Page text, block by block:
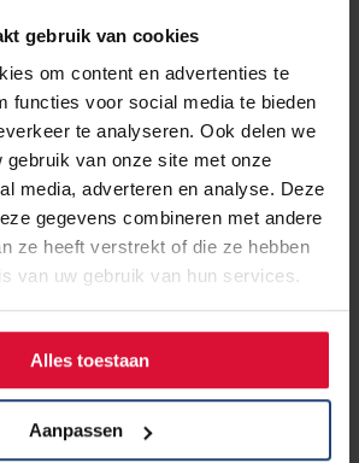
gebruik van cookies
om content en advertenties te
functies voor social media te bieden
te analyseren. Ook delen we
gebruik van onze site met onze
media, adverteren en analyse. Deze
gegevens combineren met andere
ze heeft verstrekt of die ze hebben
van uw gebruik van hun services.
Alles toestaan
Aanpassen
De vraag en het antwoord komen
door iedereen te lezen.
geven antwoord op jouw vraag.
een second opinion.